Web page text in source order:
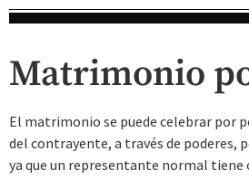
Matrimonio
El matrimonio se puede celebrar por
del contrayente, a través de poderes,
ya que un representante normal